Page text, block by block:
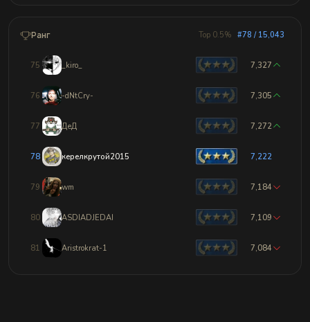
Ранг Top 0.5% #78 / 15,043
75 _kiro_ 7,327
76 -dNtCry- 7,305
77 ДеД 7,272
78 керелкрутой2015 7,222
79 wm 7,184
80 ASDIADJEDAI 7,109
81 Aristrokrat-1 7,084